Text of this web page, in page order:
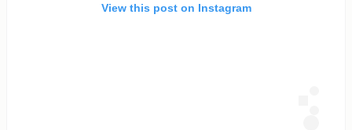
View this post on Instagram